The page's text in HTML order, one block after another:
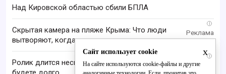
Над Кировской областью сбили БПЛА
i
Скрытая камера на пляже Крыма: Что люди
вытворяют, когда их не видят...
i
Ролик длится несколько секунд, а смеяться вы
x
Сайт использует cookie
На сайте используются cookie-файлы и другие